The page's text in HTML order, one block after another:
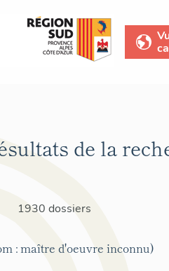
de la
1930 dossiers
: maître d'oeuvre inconnu)